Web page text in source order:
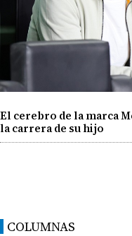
El cerebro de la marca
la carrera de su hijo
COLUMNAS